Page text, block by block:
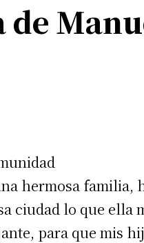
hermosa
ciudad lo que ella
para que mis